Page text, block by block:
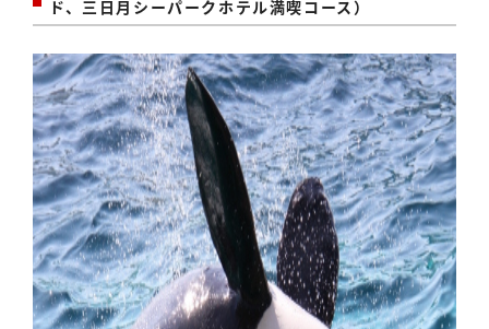
ド、三日月シーパークホテル満喫コース）